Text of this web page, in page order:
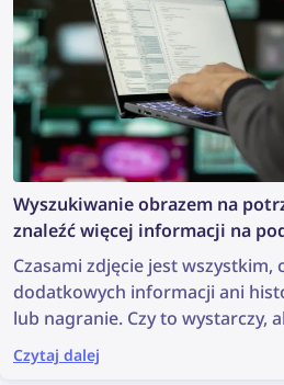
Wyszukiwanie obrazem na
znaleźć więcej informacji na
Czasami zdjęcie jest wszystkim,
dodatkowych informacji ani
lub nagranie. Czy to wystarczy,
dochodzenie? Może nie jest to
wystarczy do przeprowadzenia
Czytaj dalej